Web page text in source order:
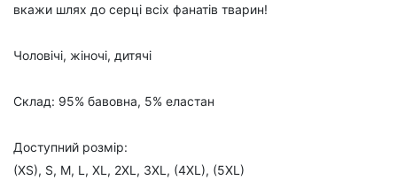
вкажи шлях до серці всіх фанатів тварин!
Чоловічі, жіночі, дитячі
Склад: 95% бавовна, 5% еластан
Доступний розмір:
(XS), S, M, L, XL, 2XL, 3XL, (4XL), (5XL)